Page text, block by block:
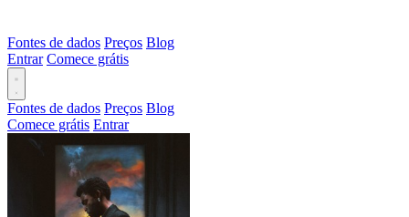
Fontes de dados Preços Blog
Entrar Comece grátis
Fontes de dados Preços Blog
Comece grátis Entrar